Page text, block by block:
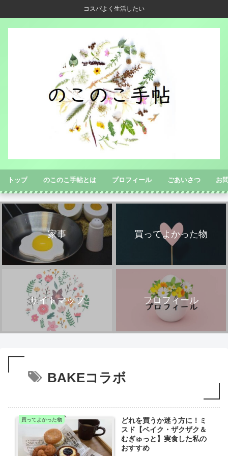
コスパよく生活したい
トップ のこのこ手帖とは プロフィール ごあいさつ お
家事 買ってよかった物
サイトマップ プロフィール
BAKEコラボ
買ってよかった物
どれを買うか迷う方に！ミ
スド【ベイク・ザクザク＆
むぎゅっと】実食した私の
おすすめ